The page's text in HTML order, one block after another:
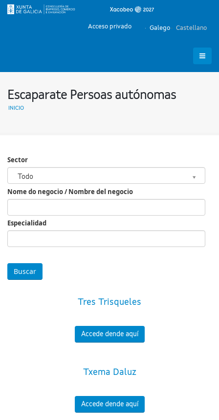
Galego Castellano
Acceso privado
Escaparate Persoas autónomas
INICIO
Sector
Todo
Sector
Nome do negocio / Nombre del negocio
Especialidad
Tres Trisqueles
Accede dende aquí
Txema Daluz
Accede dende aquí